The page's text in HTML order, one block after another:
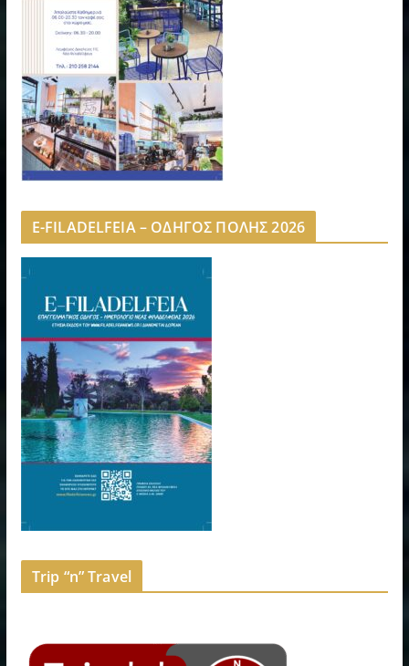
E-FILADELFEIA – ΟΔΗΓΟΣ ΠΟΛΗΣ 2026
Trip “n” Travel